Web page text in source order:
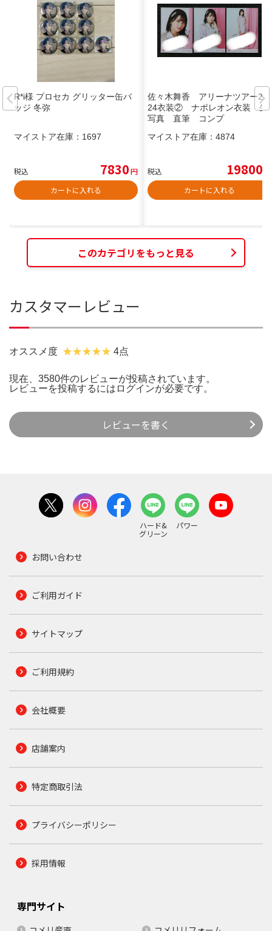
R*i様 プロセカ グリッター缶バ
ッジ 冬弥
マイストア在庫： 1697
税込 7830円
カートに入れる
佐々木舞香 アリーナツアー20
24衣装② ナポレオン衣装 生
写真 直筆 コンプ
マイストア在庫： 4874
税込 19800
カートに入れる
このカテゴリをもっと見る
カスタマーレビュー
オススメ度 4点
現在、3580件のレビューが投稿されています。
レビューを投稿するには ログインが必要です。
レビューを書く
ハード&
グリーン
パワー
お問い合わせ
ご利用ガイド
サイトマップ
ご利用規約
会社概要
店舗案内
特定商取引法
プライバシーポリシー
採用情報
専門サイト